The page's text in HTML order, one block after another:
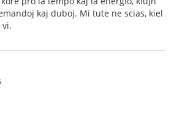
kaj duboj. Mi tute ne scias, kiel